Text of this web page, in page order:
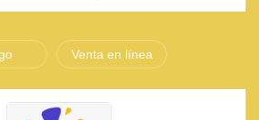
Venta en línea